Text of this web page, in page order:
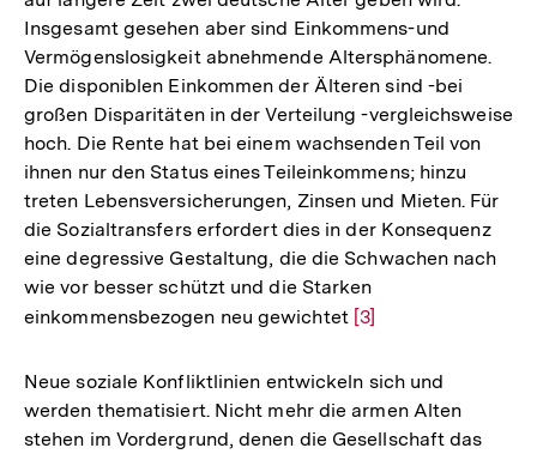
Insgesamt gesehen aber sind Einkommens-und
Vermögenslosigkeit abnehmende Altersphänomene.
Die disponiblen Einkommen der Älteren sind -bei
großen Disparitäten in der Verteilung -vergleichsweise
hoch. Die Rente hat bei einem wachsenden Teil von
ihnen nur den Status eines Teileinkommens; hinzu
treten Lebensversicherungen, Zinsen und Mieten. Für
die Sozialtransfers erfordert dies in der Konsequenz
eine degressive Gestaltung, die die Schwachen nach
wie vor besser schützt und die Starken
einkommensbezogen neu gewichtet Zur
der
Fußnote
[3]
Neue soziale Konfliktlinien entwickeln sich und
werden thematisiert. Nicht mehr die armen Alten
stehen im Vordergrund, denen die Gesellschaft das